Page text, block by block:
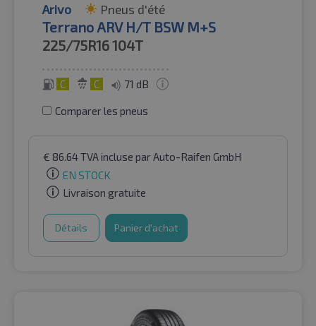
Arivo Pneus d'été
Terrano ARV H/T BSW M+S
225/75R16104T
C C 71 dB
Comparer les pneus
€ 86.64TVA incluse par Auto-Raifen GmbH
EN STOCK
Livraison gratuite
Détails Panier d'achat